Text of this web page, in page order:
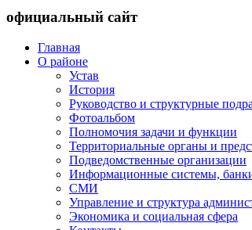
официальный сайт
Главная
О районе
Устав
История
Руководство и структурные
Фотоальбом
Полномочия задачи и функции
Территориальные органы и
Подведомственные организации
Информационные системы,
СМИ
Управление и структура
Экономика и социальная сфера